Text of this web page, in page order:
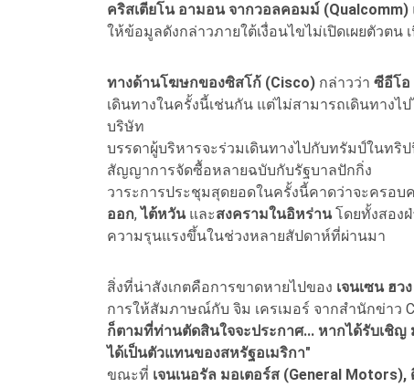
คริสเตียโน อามอน จากวอลคอมม์ (Qualcomm)
ให้ข้อมูลดังกล่าวภายใต้เงื่อนไขไม่เปิดเผยตัวตน
ทางด้านโฆษกของซิสโก้ (Cisco) กล่าวว่า ซีอีโ
เดินทางในครั้งนี้เช่นกัน แต่ไม่สามารถเดินทางไ
บริษัท
บรรดาผู้บริหารจะร่วมเดินทางไปกับทรัมป์ในทริ
สัญญาการจัดซื้อหลายฉบับกับรัฐบาลปักกิ่ง
วาระการประชุมสุดยอดในครั้งนี้คาดว่าจะครอบ
ออก,ไต้หวัน และสงครามในอิหร่านโดยทั้งสองฝ่
ความรุนแรงขึ้นในช่วงหลายสัปดาห์ที่ผ่านมา
สิ่งที่น่าสังเกตคือการขาดหายไปของ เจนเซน ฮว
การให้สัมภาษณ์กับ จิม เครเมอร์ จากสำนักข่าว
ก็ตามที่ท่านตัดสินใจจะประกาศ... หากได้รับเชิญ
ได้เป็นตัวแทนของสหรัฐอเมริกา"
ขณะที่ เจนเนอรัล มอเตอร์ส (General Motors),